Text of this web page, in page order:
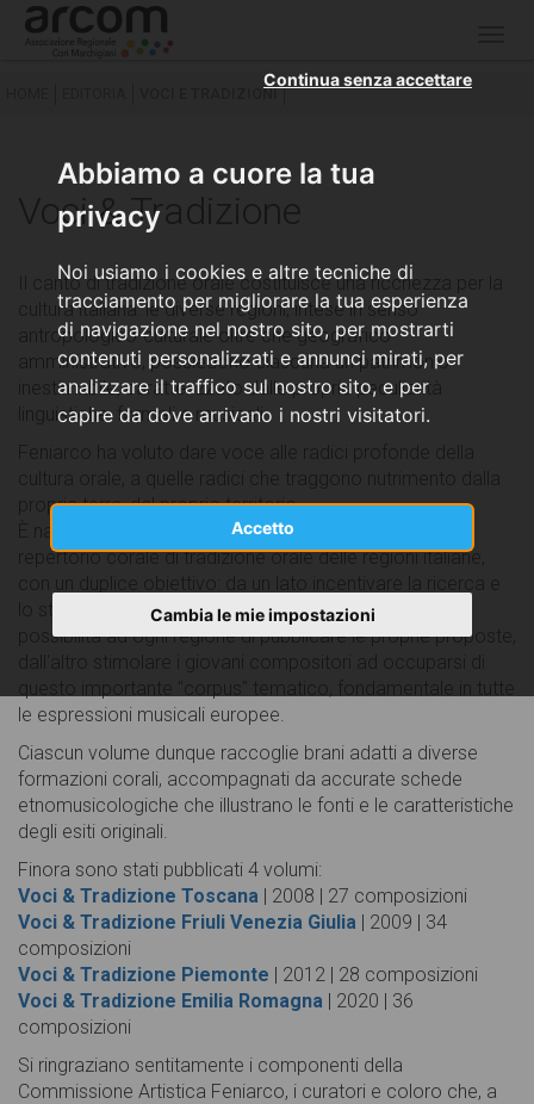
Abbiamo a cuore la tua
privacy
Noi usiamo i cookies e altre tecniche di
tracciamento per migliorare la tua esperienza
di navigazione nel nostro sito, per mostrarti
contenuti personalizzati e annunci mirati, per
analizzare il traffico sul nostro sito, e per
capire da dove arrivano i nostri visitatori.
Accetto
Continua senza accettare
Cambia le mie impostazioni
VOCI E TRADIZIONI
Voci & Tradizione
Il canto di tradizione orale costituisce una ricchezza per la
cultura italiana: le diverse regioni, intese in senso
antropologico-culturale oltre che geografico-
amministrativo, possiedono ciascuna un patrimonio
inestimabile, caratterizzato dalle proprie peculiarità
linguistiche, formali e musicali.
propria terra, dal proprio territorio.
Voci & Tradizione, una collana dedicata al
repertorio corale di tradizione orale delle regioni italiane,
lo studio delle fonti del canto di tradizione offrendo la
possibilità ad ogni regione di pubblicare le proprie proposte,
le espressioni musicali europee.
Ciascun volume dunque raccoglie brani adatti a diverse
formazioni corali, accompagnati da accurate schede
etnomusicologiche che illustrano le fonti e le caratteristiche
degli esiti originali.
Finora sono stati pubblicati 4 volumi:
Voci & Tradizione Toscana | 2008 | 27 composizioni
Voci & Tradizione Friuli Venezia Giulia | 2009 | 34
composizioni
Voci & Tradizione Piemonte | 2012 | 28 composizioni
Voci & Tradizione Emilia Romagna | 2020 | 36
composizioni
Si ringraziano sentitamente i componenti della
Commissione Artistica Feniarco, i curatori e coloro che, a